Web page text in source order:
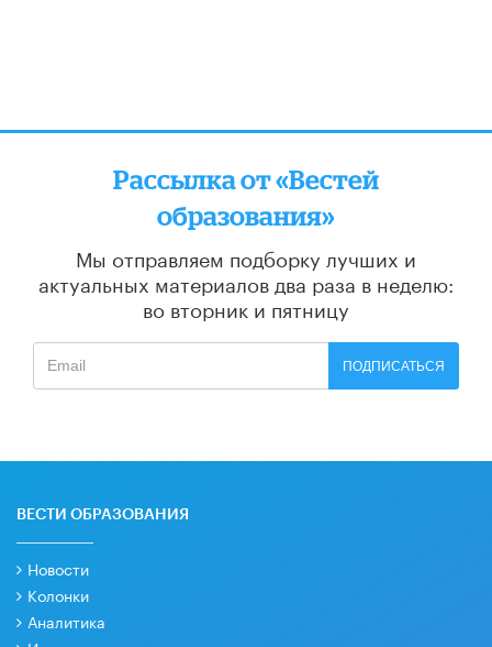
Рассылка от «Вестей
образования»
Мы отправляем подборку лучших и
актуальных материалов два раза в неделю:
во вторник и пятницу
ПОДПИСАТЬСЯ
ВЕСТИ ОБРАЗОВАНИЯ
Новости
Колонки
Аналитика